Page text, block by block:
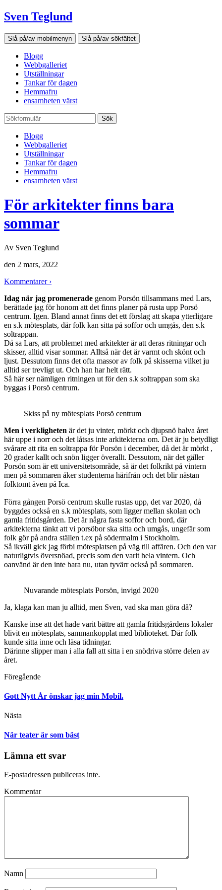
Sven Teglund
Slå på/av mobilmenyn Slå på/av sökfältet
Blogg
Webbgalleriet
Utställningar
Tankar för dagen
Hemmafru
ensamheten värst
Sök
Blogg
Webbgalleriet
Utställningar
Tankar för dagen
Hemmafru
ensamheten värst
För arkitekter finns bara
sommar
Av Sven Teglund
den 2 mars, 2022
Kommentarer ›
Idag när jag promenerade genom Porsön tillsammans med Lars,
berättade jag för honom att det finns planer på rusta upp Porsö
centrum. Igen. Bland annat finns det ett förslag att skapa ytterligare
en s.k mötesplats, där folk kan sitta på soffor och umgås, den s.k
soltrappan.
Då sa Lars, att problemet med arkitekter är att deras ritningar och
skisser, alltid visar sommar. Alltså när det är varmt och skönt och
ljust. Dessutom finns det ofta massor av folk på skisserna vilket ju
alltid ser trevligt ut. Och han har helt rätt.
Så här ser nämligen ritningen ut för den s.k soltrappan som ska
byggas i Porsö centrum.
Skiss på ny mötesplats Porsö centrum
Men i verkligheten är det ju vinter, mörkt och djupsnö halva året
här uppe i norr och det låtsas inte arkitekterna om. Det är ju betydligt
svårare att rita en soltrappa för Porsön i december, då det är mörkt ,
20 grader kallt och snön ligger överallt. Dessutom, när det gäller
Porsön som är ett universitetsområde, så är det folkrikt på vintern
men på sommaren åker studenterna härifrån och det blir nästan
folktomt även på Ica.
Förra gången Porsö centrum skulle rustas upp, det var 2020, då
byggdes också en s.k mötesplats, som ligger mellan skolan och
gamla fritidsgården. Det är några fasta soffor och bord, där
arkitekterna tänkt att vi porsöbor ska sitta och umgås, ungefär som
folk gör på andra ställen t.ex på södermalm i Stockholm.
Så ikväll gick jag förbi mötesplatsen på väg till affären. Och den var
naturligtvis översnöad, precis som den varit hela vintern. Och
oanvänd är den inte bara nu, utan tyvärr också på sommaren.
Nuvarande mötesplats Porsön, invigd 2020
Ja, klaga kan man ju alltid, men Sven, vad ska man göra då?
Kanske inse att det hade varit bättre att gamla fritidsgårdens lokaler
blivit en mötesplats, sammankopplat med biblioteket. Där folk
kunde sitta inne och läsa tidningar.
Därinne slipper man i alla fall att sitta i en snödriva större delen av
året.
Föregående
Gott Nytt År önskar jag min Mobil.
Nästa
När teater är som bäst
Lämna ett svar
E-postadressen publiceras inte.
Kommentar
Namn